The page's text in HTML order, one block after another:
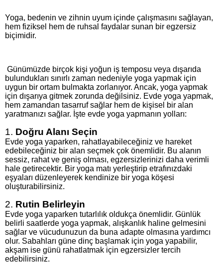
Yoga, bedenin ve zihnin uyum içinde çalışmasını sağlayan,
hem fiziksel hem de ruhsal faydalar sunan bir egzersiz
biçimidir.
Günümüzde birçok kişi yoğun iş temposu veya dışarıda
bulundukları sınırlı zaman nedeniyle yoga yapmak için
uygun bir ortam bulmakta zorlanıyor. Ancak, yoga yapmak
için dışarıya gitmek zorunda değilsiniz. Evde yoga yapmak,
hem zamandan tasarruf sağlar hem de kişisel bir alan
yaratmanızı sağlar. İşte evde yoga yapmanın yolları:
1. Doğru Alanı Seçin
Evde yoga yaparken, rahatlayabileceğiniz ve hareket
edebileceğiniz bir alan seçmek çok önemlidir. Bu alanın
sessiz, rahat ve geniş olması, egzersizlerinizi daha verimli
hale getirecektir. Bir yoga matı yerleştirip etrafınızdaki
eşyaları düzenleyerek kendinize bir yoga köşesi
oluşturabilirsiniz.
2. Rutin Belirleyin
Evde yoga yaparken tutarlılık oldukça önemlidir. Günlük
belirli saatlerde yoga yapmak, alışkanlık haline gelmesini
sağlar ve vücudunuzun da buna adapte olmasına yardımcı
olur. Sabahları güne dinç başlamak için yoga yapabilir,
akşam ise günü rahatlatmak için egzersizler tercih
edebilirsiniz.